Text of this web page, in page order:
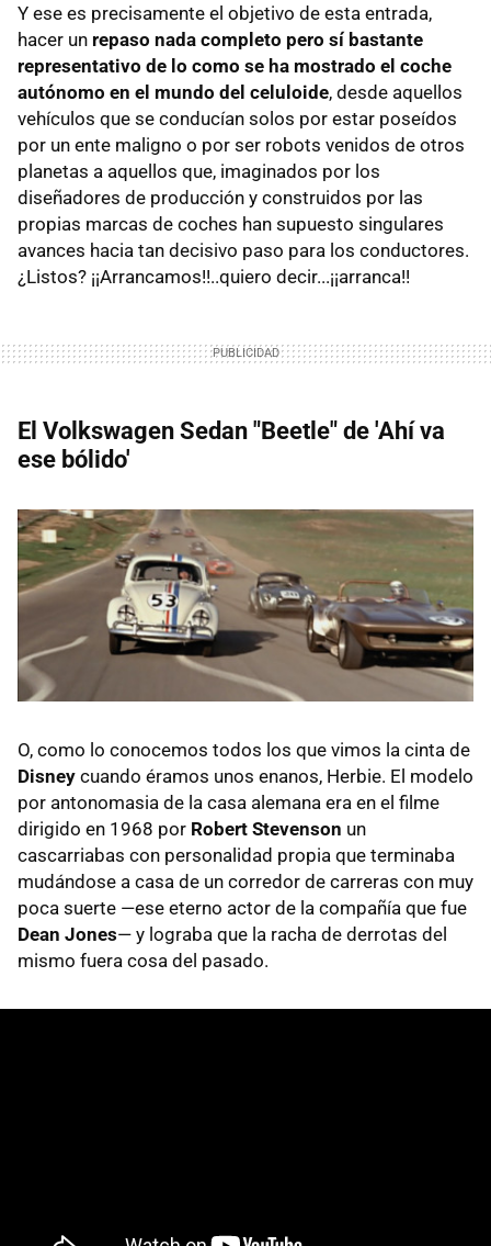
Y ese es precisamente el objetivo de esta entrada,
hacer un repaso nada completo pero sí bastante
representativo de lo como se ha mostrado el coche
autónomo en el mundo del celuloide, desde aquellos
vehículos que se conducían solos por estar poseídos
por un ente maligno o por ser robots venidos de otros
planetas a aquellos que, imaginados por los
diseñadores de producción y construidos por las
propias marcas de coches han supuesto singulares
avances hacia tan decisivo paso para los conductores.
¿Listos? ¡¡Arrancamos!!..quiero decir...¡¡arranca!!
El Volkswagen Sedan "Beetle" de 'Ahí va
ese bólido'
O, como lo conocemos todos los que vimos la cinta de
Disney cuando éramos unos enanos, Herbie. El modelo
por antonomasia de la casa alemana era en el filme
dirigido en 1968 por Robert Stevenson un
cascarriabas con personalidad propia que terminaba
mudándose a casa de un corredor de carreras con muy
poca suerte —ese eterno actor de la compañía que fue
Dean Jones— y lograba que la racha de derrotas del
mismo fuera cosa del pasado.